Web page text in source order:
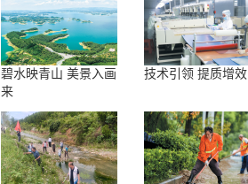
碧水映青山 美景入画
来
技术引领 提质增效